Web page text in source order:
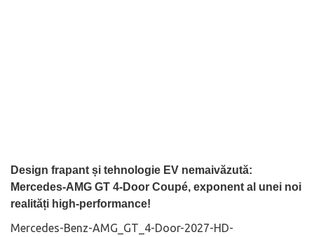
Design frapant și tehnologie EV nemaivăzută:
Mercedes-AMG GT 4-Door Coupé, exponent al unei noi
realități high-performance!
Mercedes-Benz-AMG_GT_4-Door-2027-HD-